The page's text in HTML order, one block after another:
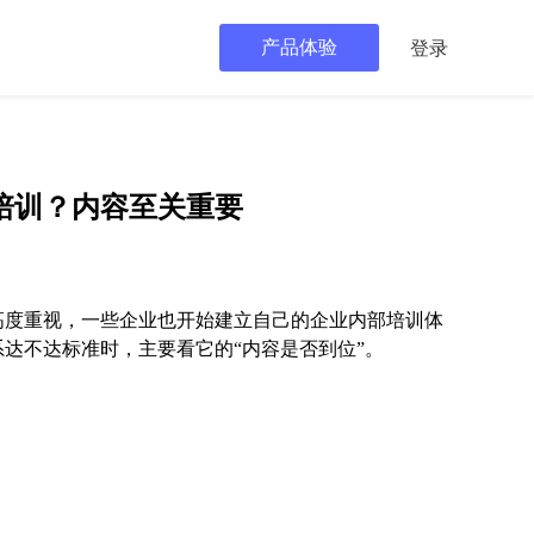
产品体验 登录
训？内容至关重要
重视，一些企业也开始建立自己的企业内部培训体
不达标准时，主要看它的“内容是否到位”。